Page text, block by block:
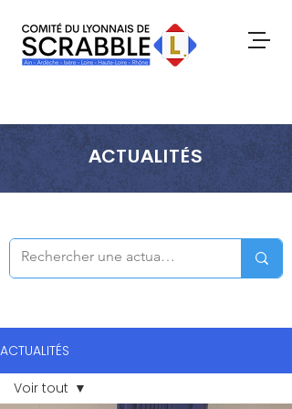
ACTUALITÉS
ACTUALITÉS
Voir tout